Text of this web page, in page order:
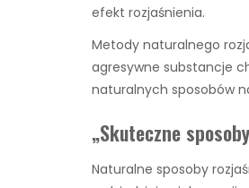
efekt rozjaśnienia.
Metody naturalnego
agresywne substancje
naturalnych sposobów
„Skuteczne
Naturalne sposoby